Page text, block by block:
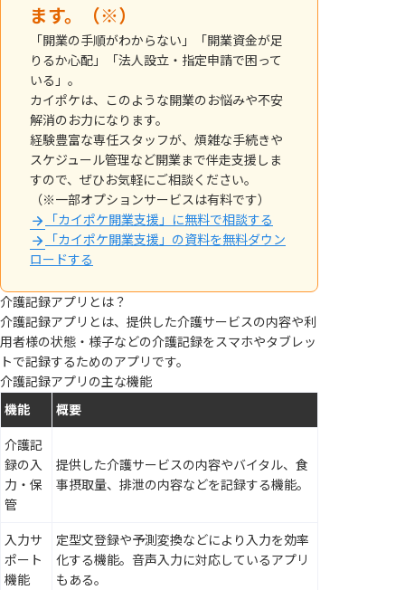
ます。（※）
「開業の手順がわからない」「開業資金が足
りるか心配」「法人設立・指定申請で困って
いる」。
カイポケは、このような開業のお悩みや不安
解消のお力になります。
経験豊富な専任スタッフが、煩雑な手続きや
スケジュール管理など開業まで伴走支援しま
すので、ぜひお気軽にご相談ください。
（※一部オプションサービスは有料です）
「カイポケ開業支援」に無料で相談する
「カイポケ開業支援」の資料を無料ダウン
ロードする
介護記録アプリとは？
介護記録アプリとは、提供した介護サービスの内容や利
用者様の状態・様子などの介護記録をスマホやタブレッ
トで記録するためのアプリです。
介護記録アプリの主な機能
機能
概要
介護記
録の入
力・保
管
提供した介護サービスの内容やバイタル、食
事摂取量、排泄の内容などを記録する機能。
入力サ
ポート
機能
定型文登録や予測変換などにより入力を効率
化する機能。音声入力に対応しているアプリ
もある。